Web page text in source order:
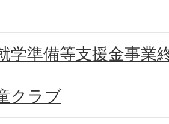
学準備等支援金事業
クラブ